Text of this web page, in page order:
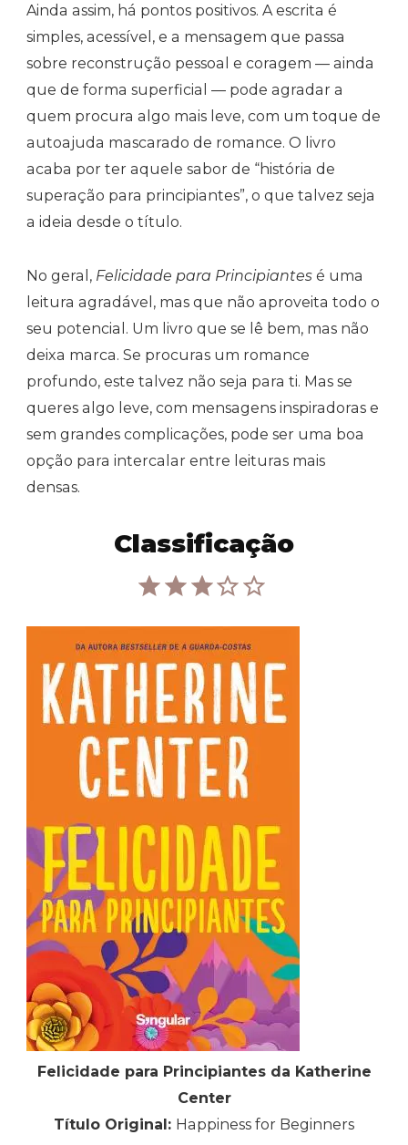
Ainda assim, há pontos positivos. A escrita é
simples, acessível, e a mensagem que passa
sobre reconstrução pessoal e coragem — ainda
que de forma superficial — pode agradar a
quem procura algo mais leve, com um toque de
autoajuda mascarado de romance. O livro
acaba por ter aquele sabor de “história de
superação para principiantes”, o que talvez seja
a ideia desde o título.
No geral, Felicidade para Principiantes é uma
leitura agradável, mas que não aproveita todo o
seu potencial. Um livro que se lê bem, mas não
deixa marca. Se procuras um romance
profundo, este talvez não seja para ti. Mas se
queres algo leve, com mensagens inspiradoras e
sem grandes complicações, pode ser uma boa
opção para intercalar entre leituras mais
densas.
Classificação
Felicidade para Principiantes da Katherine
Center
Título Original: Happiness for Beginners